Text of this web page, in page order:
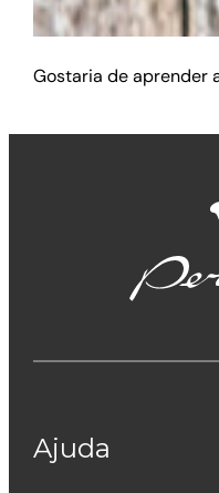
Gostaria de aprender
Ajuda